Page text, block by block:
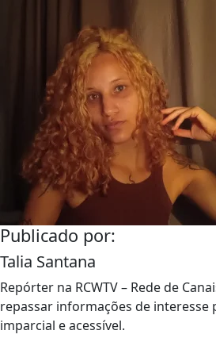
Publicado por:
Talia Santana
Repórter na RCWTV – Rede de
repassar informações de interesse
imparcial e acessível.